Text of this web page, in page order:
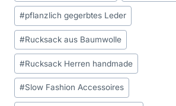
#pflanzlich gegerbtes Leder
#Rucksack aus Baumwolle
#Rucksack Herren handmade
#Slow Fashion Accessoires